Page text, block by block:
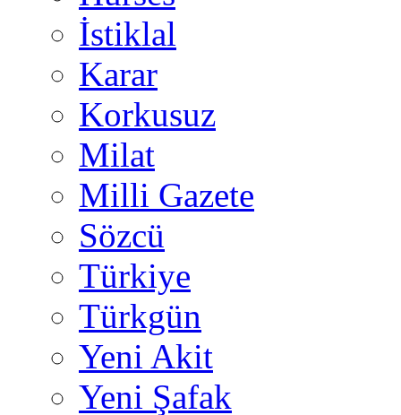
İstiklal
Karar
Korkusuz
Milat
Milli Gazete
Sözcü
Türkiye
Türkgün
Yeni Akit
Yeni Şafak